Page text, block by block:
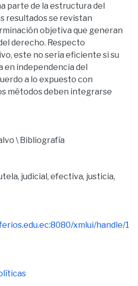
parte de la estructura del
resultados se revistan
objetiva que generan
derecho. Respecto
este no sería eficiente si su
en independencia del
a lo expuesto con
métodos deben integrarse
\ Bibliografía
, judicial, efectiva, justicia,
xmlui/handle/1